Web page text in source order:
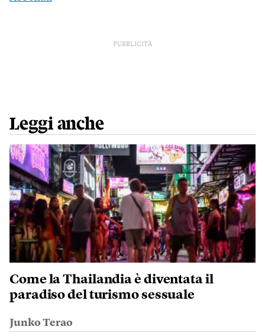
PUBBLICITÀ
Leggi anche
Come la Thailandia è diventata il
paradiso del turismo sessuale
Junko Terao